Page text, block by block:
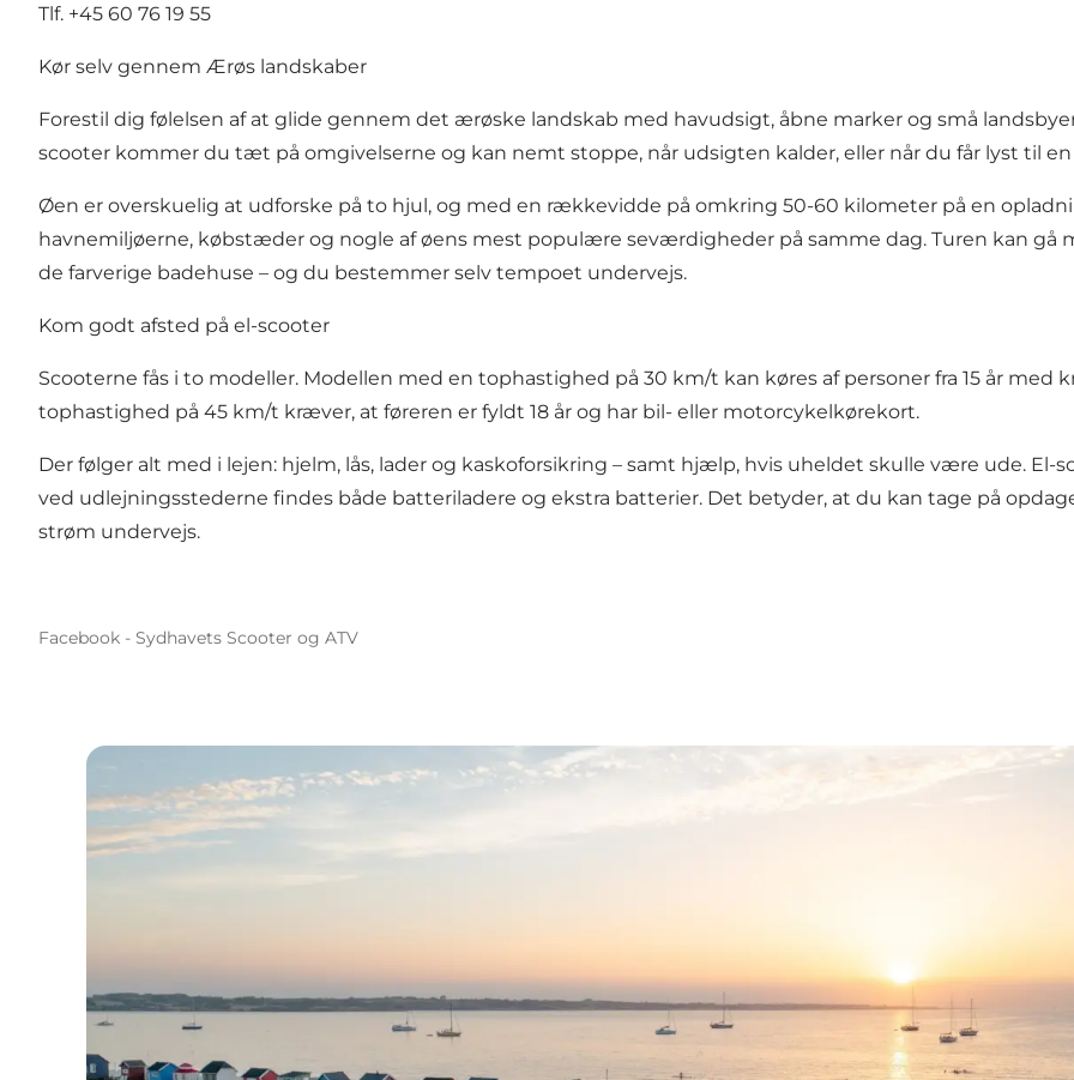
Tlf. +45 60 76 19 55
Kør selv gennem Ærøs landskaber
Forestil dig følelsen af at glide gennem det ærøske landskab med havudsigt, åbne marker og små
scooter kommer du tæt på omgivelserne og kan nemt stoppe, når udsigten kalder, eller når du får lyst til
Øen er overskuelig at udforske på to hjul, og med en rækkevidde på omkring 50-60 kilometer på en
havnemiljøerne, købstæder og nogle af øens mest populære seværdigheder på samme dag. Turen kan gå
de farverige badehuse – og du bestemmer selv tempoet undervejs.
Kom godt afsted på el-scooter
Scooterne fås i to modeller. Modellen med en tophastighed på 30 km/t kan køres af personer fra 15 år
tophastighed på 45 km/t kræver, at føreren er fyldt 18 år og har bil- eller motorcykelkørekort.
Der følger alt med i lejen: hjelm, lås, lader og kaskoforsikring – samt hjælp, hvis uheldet skulle være ude.
ved udlejningsstederne findes både batteriladere og ekstra batterier. Det betyder, at du kan tage på
strøm undervejs.
Facebook - Sydhavets Scooter og ATV